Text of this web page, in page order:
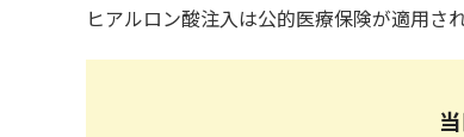
ヒアルロン酸注入は公的医療保険が適用さ